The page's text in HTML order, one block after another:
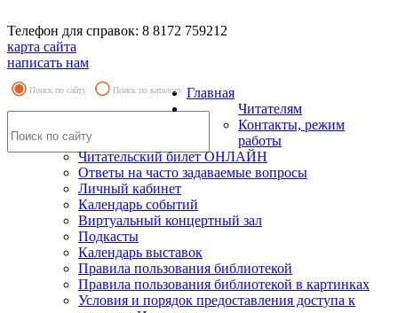
Телефон для справок: 8 8172 759212
карта сайта
написать нам
Поиск по сайту Поиск по каталогу Главная
Читателям
Контакты, режим
работы
Читательский билет ОНЛАЙН
Ответы на часто задаваемые вопросы
Личный кабинет
Календарь событий
Виртуальный концертный зал
Подкасты
Календарь выставок
Правила пользования библиотекой
Правила пользования библиотекой в картинках
Условия и порядок предоставления доступа к